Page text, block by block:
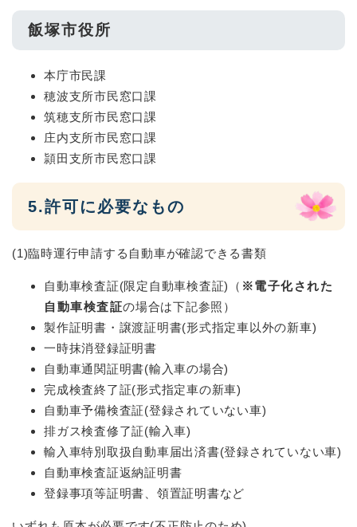
飯塚市役所
本庁市民課
穂波支所市民窓口課
筑穂支所市民窓口課
庄内支所市民窓口課
頴田支所市民窓口課
5.許可に必要なもの
(1)臨時運行申請する自動車が確認できる書類
自動車検査証(限定自動車検査証)（ ※電子化された
自動車検査証の場合は下記参照）
製作証明書・譲渡証明書(形式指定車以外の新車)
一時抹消登録証明書
自動車通関証明書(輸入車の場合)
完成検査終了証(形式指定車の新車)
自動車予備検査証(登録されていない車)
排ガス検査修了証(輸入車)
輸入車特別取扱自動車届出済書(登録されていない車)
自動車検査証返納証明書
登録事項等証明書、領置証明書など